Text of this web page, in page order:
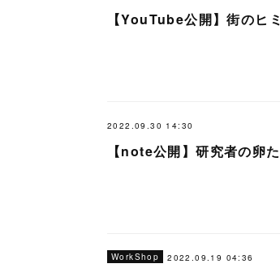
【YouTube公開】街のヒ
2022.09.30 14:30
【note公開】研究者の卵
WorkShop 2022.09.19 04:36